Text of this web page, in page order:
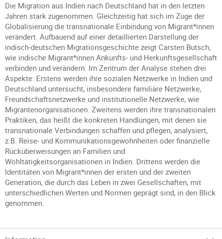
Die Migration aus Indien nach Deutschland hat in den letzten
Jahren stark zugenommen. Gleichzeitig hat sich im Zuge der
Globalisierung die transnationale Einbindung von Migrant*innen
verändert. Aufbauend auf einer detaillierten Darstellung der
indisch-deutschen Migrationsgeschichte zeigt Carsten Butsch,
wie indische Migrant*innen Ankunfts- und Herkunftsgesellschaft
verbinden und verändern. Im Zentrum der Analyse stehen drei
Aspekte: Erstens werden ihre sozialen Netzwerke in Indien und
Deutschland untersucht, insbesondere familiäre Netzwerke,
Freundschaftsnetzwerke und institutionelle Netzwerke, wie
Migrantenorganisationen. Zweitens werden ihre transnationalen
Praktiken, das heißt die konkreten Handlungen, mit denen sie
transnationale Verbindungen schaffen und pflegen, analysiert,
z.B. Reise- und Kommunikationsgewohnheiten oder finanzielle
Rücküberweisungen an Familien und
Wohltätigkeitsorganisationen in Indien. Drittens werden die
Identitäten von Migrant*innen der ersten und der zweiten
Generation, die durch das Leben in zwei Gesellschaften, mit
unterschiedlichen Werten und Normen geprägt sind, in den Blick
genommen.